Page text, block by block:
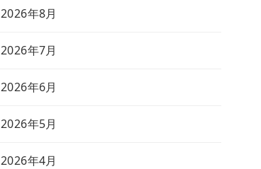
2026年8月
2026年7月
2026年6月
2026年5月
2026年4月